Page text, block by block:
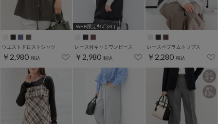
ウエストドロストシャツ
￥2,980 税込
WEB限定ｻｲｽﾞ[3L]
レース付キャミワンピース
￥2,980 税込
レースペプラムトップス
￥2,280 税込